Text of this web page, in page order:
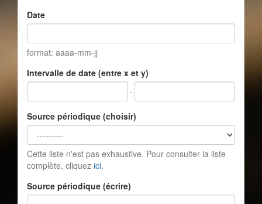
Date
format: aaaa-mm-jj
Intervalle de date (entre x et y)
-
Source périodique (choisir)
Cette liste n'est pas exhaustive. Pour consulter la liste
complète, cliquez ici.
Source périodique (écrire)